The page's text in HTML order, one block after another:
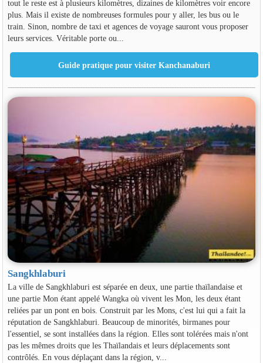
tout le reste est à plusieurs kilomètres, dizaines de kilomètres voir encore
plus. Mais il existe de nombreuses formules pour y aller, les bus ou le
train. Sinon, nombre de taxi et agences de voyage sauront vous proposer
leurs services. Véritable porte ou...
Sangkhlaburi
La ville de Sangkhlaburi est séparée en deux, une partie thaïlandaise et
une partie Mon étant appelé Wangka où vivent les Mon, les deux étant
reliées par un pont en bois. Construit par les Mons, c'est lui qui a fait la
réputation de Sangkhlaburi. Beaucoup de minorités, birmanes pour
l'essentiel, se sont installées dans la région. Elles sont tolérées mais n'ont
pas les mêmes droits que les Thaïlandais et leurs déplacements sont
contrôlés. En vous déplaçant dans la région, v...